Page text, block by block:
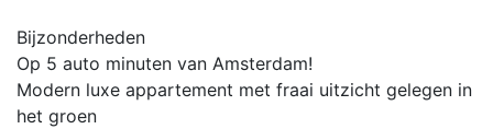
Bijzonderheden
Op 5 auto minuten van Amsterdam!
Modern luxe appartement met fraai uitzicht gelegen in
het groen